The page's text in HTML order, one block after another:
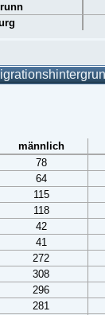
männlich
78
64
115
118
42
41
272
308
296
281